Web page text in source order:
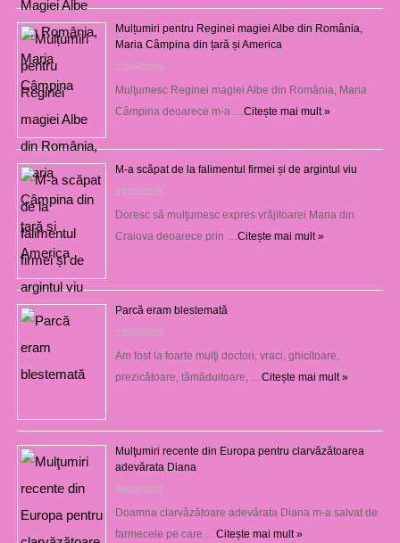
Mulțumiri pentru Reginei magiei Albe din România,
Maria Câmpina din țară și America
22/05/2025
Mulţumesc Reginei magiei Albe din România, Maria
Câmpina deoarece m-a … Citește mai mult »
M-a scăpat de la falimentul firmei și de argintul viu
13/03/2025
Doresc să mulţumesc expres vrăjitoarei Maria din
Craiova deoarece prin … Citește mai mult »
Parcă eram blestemată
12/03/2025
Am fost la foarte mulţi doctori, vraci, ghicitoare,
prezicătoare, tămăduitoare, … Citește mai mult »
Mulţumiri recente din Europa pentru clarvăzătoarea
adevărata Diana
29/01/2021
Doamna clarvăzătoare adevărata Diana m-a salvat de
farmecele pe care … Citește mai mult »